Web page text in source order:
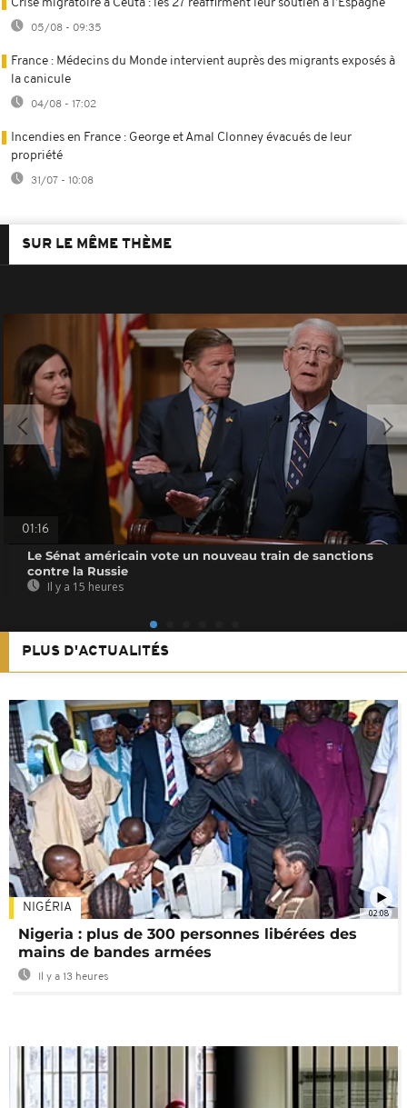
Crise migratoire à Ceuta : les 27 réaffirment leur soutien à l’Espagne
05/08 - 09:35
France : Médecins du Monde intervient auprès des migrants exposés à
la canicule
04/08 - 17:02
Incendies en France : George et Amal Clonney évacués de leur
propriété
31/07 - 10:08
SUR LE MÊME THÈME
01:16
Le Sénat américain vote un nouveau train de sanctions
contre la Russie
Il y a 15 heures
PLUS D'ACTUALITÉS
02:08
NIGÉRIA
Nigeria : plus de 300 personnes libérées des
mains de bandes armées
Il y a 13 heures